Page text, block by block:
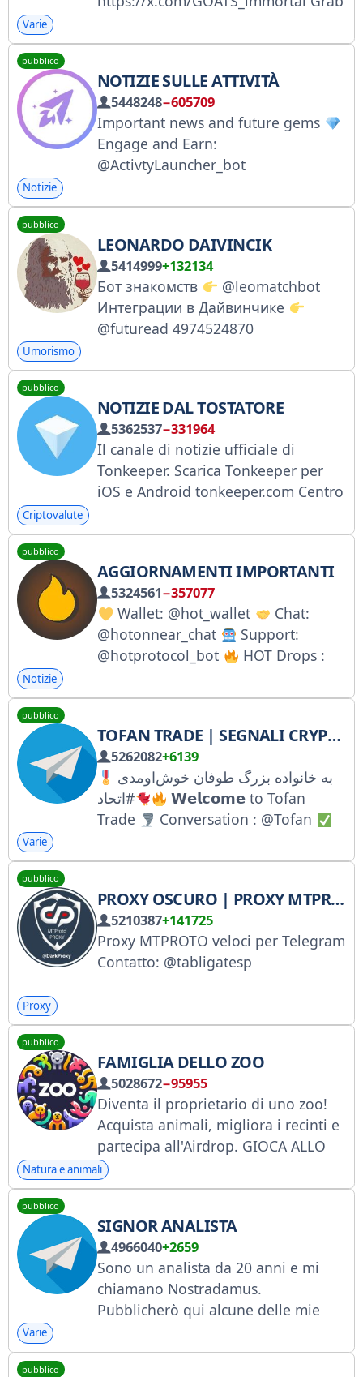
Partnership: @GoatJune1 Support:
Varie
pubblico
NOTIZIE SULLE ATTIVITÀ
5448248−605709
Important news and future gems
Engage and Earn:
@ActivtyLauncher_bot
Notizie
pubblico
LEONARDO DAIVINCIK
5414999+132134
Бот знакомств
@leomatchbot
Интеграции в Дайвинчике
@futuread 4974524870
Umorismo
pubblico
NOTIZIE DAL TOSTATORE
5362537−331964
Il canale di notizie ufficiale di
Tonkeeper. Scarica Tonkeeper per
iOS e Android tonkeeper.com Centro
tonkeeper.helpscoutdocs.com
x.com/tonkeeper Il canale di notizie
ufficiale di Tonkeeper
@tonkeeper_ru
Criptovalute
pubblico
AGGIORNAMENTI IMPORTANTI
5324561−357077
Wallet: @hot_wallet
Chat:
@hotonnear_chat
Support:
@hotprotocol_bot
HOT Drops :
@firedrops_board
Twitter:
partnerships:
https://forms.gle/sj2KPsnHLu6i3pDv
6
Notizie
pubblico
TOFAN TRADE | SEGNALI CRYPTO
5262082+6139
به خانواده بزرگ طوفان خوش‌اومدی
#اتحاد‌
𝗪𝗲𝗹𝗰𝗼𝗺𝗲 to Tofan
Trade
Conversation : @Tofan
و پادشاهی کن
Vip Bot :
Varie
pubblico
PROXY OSCURO | PROXY MTPROTO
5210387+141725
Proxy MTPROTO veloci per Telegram
Contatto: @tabligatesp
Proxy
pubblico
FAMIGLIA DELLO ZOO
5028672−95955
Diventa il proprietario di uno zoo!
Acquista animali, migliora i recinti e
partecipa all'Airdrop. GIOCA ALLO
ZOO t.me/zoo_story_bot/game
Natura e animali
pubblico
SIGNOR ANALISTA
4966040+2659
Sono un analista da 20 anni e mi
chiamano Nostradamus.
Pubblicherò qui alcune delle mie
Varie
pubblico